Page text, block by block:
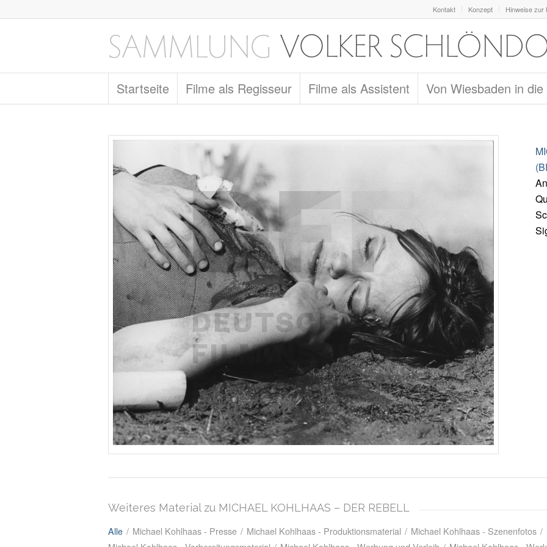
Kontakt Konzept Hinweise zur
Startseite Filme als Regisseur Filme als Assistent Von Wiesbaden in die
Weiteres Material zu MICHAEL KOHLHAAS – DER REBELL
Alle / Michael Kohlhaas - Presse / Michael Kohlhaas - Produktionsmaterial / Michael Kohlhaas - Szenenfotos /